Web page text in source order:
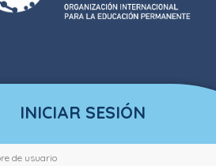
INICIAR SESIÓN